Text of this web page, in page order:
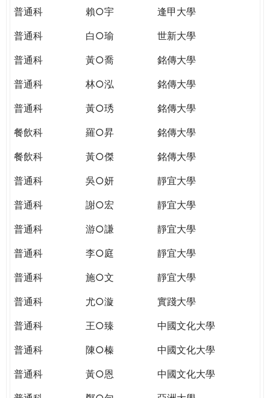
普通科
賴○宇
逢甲大學
普通科
白○瑜
世新大學
普通科
黃○喬
銘傳大學
普通科
林○泓
銘傳大學
普通科
黃○琇
銘傳大學
餐飲科
羅○昇
銘傳大學
餐飲科
黃○傑
銘傳大學
普通科
吳○妍
靜宜大學
普通科
謝○宏
靜宜大學
普通科
游○謙
靜宜大學
普通科
李○庭
靜宜大學
普通科
施○文
靜宜大學
普通科
尤○漩
實踐大學
普通科
王○臻
中國文化大學
普通科
陳○榛
中國文化大學
普通科
黃○恩
中國文化大學